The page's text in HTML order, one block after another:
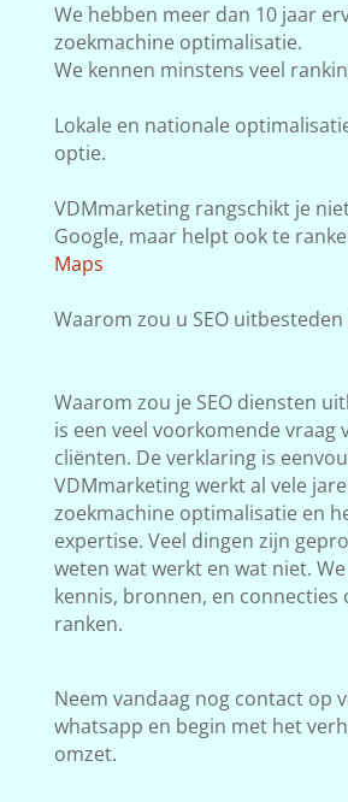
We hebben meer dan 10 jaar
zoekmachine optimalisatie.
We kennen minstens veel
Lokale en nationale
optie.
VDMmarketing rangschikt je
Google, maar helpt ook te
Maps
Waarom zou u SEO
Waarom zou je SEO diensten
is een veel voorkomende vraag
cliënten. De verklaring is
VDMmarketing werkt al vele
zoekmachine optimalisatie en
expertise. Veel dingen zijn
weten wat werkt en wat niet.
kennis, bronnen, en connecties
ranken.
Neem vandaag nog contact op
whatsapp en begin met het
omzet.